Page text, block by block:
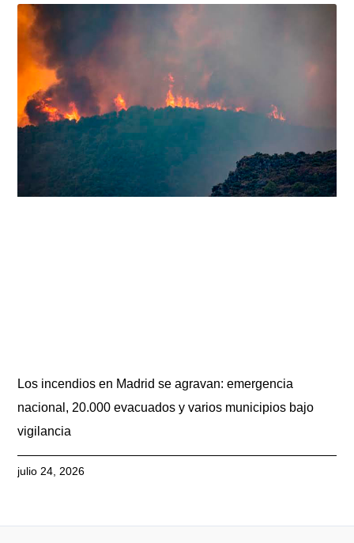
Los incendios en Madrid se agravan: emergencia
nacional, 20.000 evacuados y varios municipios bajo
vigilancia
julio 24, 2026